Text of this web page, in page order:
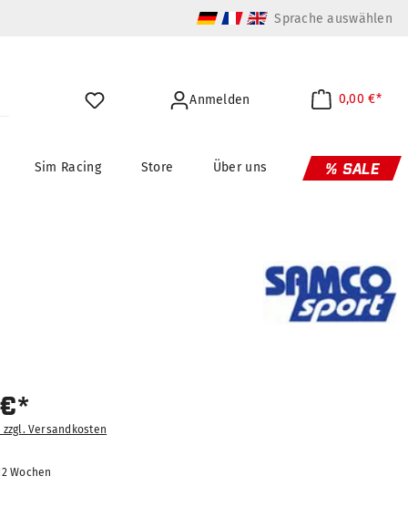
Sprache auswählen
Anmelden 0,00 €*
Sim Racing Store Über uns % SALE
Versandkosten
Wochen